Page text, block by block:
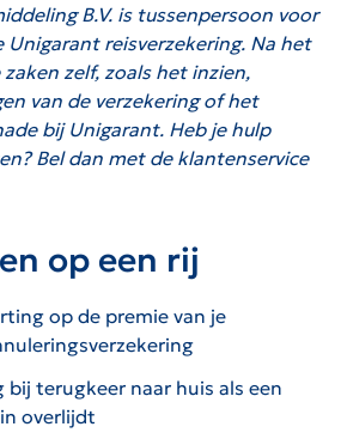
B.V. is tussenpersoon voor
reisverzekering. Na het
zelf, zoals het inzien,
van de verzekering of het
bij Unigarant. Heb je hulp
Bel dan met de klantenservice
op een rij
op de premie van je
bij terugkeer naar huis als een
overlijdt